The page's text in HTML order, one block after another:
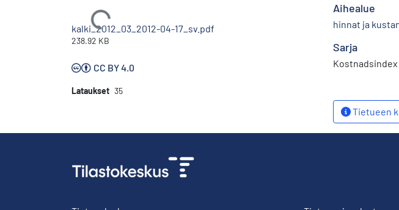
Ladataan...
kalki_2012_03_2012-04-17_sv.pdf
238.92 KB
CC BY 4.0
Lataukset 35
Aihealue
hinnat ja
Sarja
Tietueen